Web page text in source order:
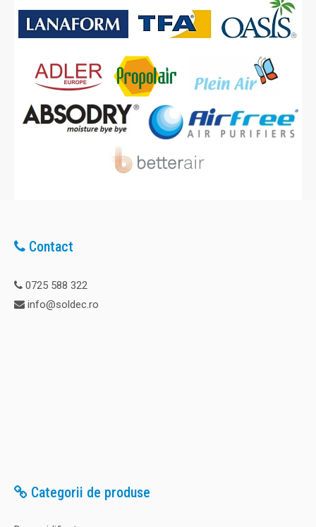
Contact
0725 588 322
info@soldec.ro
Categorii de produse